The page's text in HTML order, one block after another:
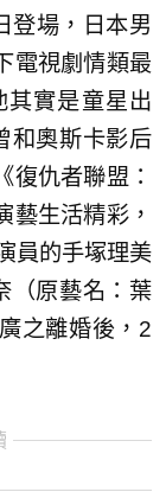
登場，日本男
電視劇情類最
其實是童星出
和奧斯卡影后
復仇者聯盟：
藝生活精彩，
員的手塚理美
（原藝名：葉
之離婚後，2